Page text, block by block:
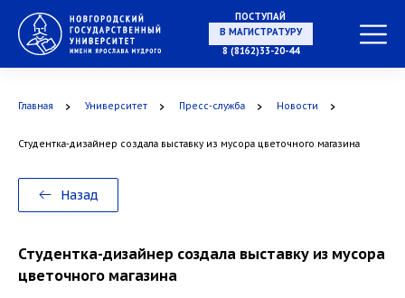
ПОСТУПАЙ
В МАГИСТРАТУРУ
8 (8162)33-20-44
Главная Университет Пресс-служба Новости
Студентка-дизайнер создала выставку из мусора цветочного магазина
Назад
Студентка-дизайнер создала выставку из мусора
цветочного магазина